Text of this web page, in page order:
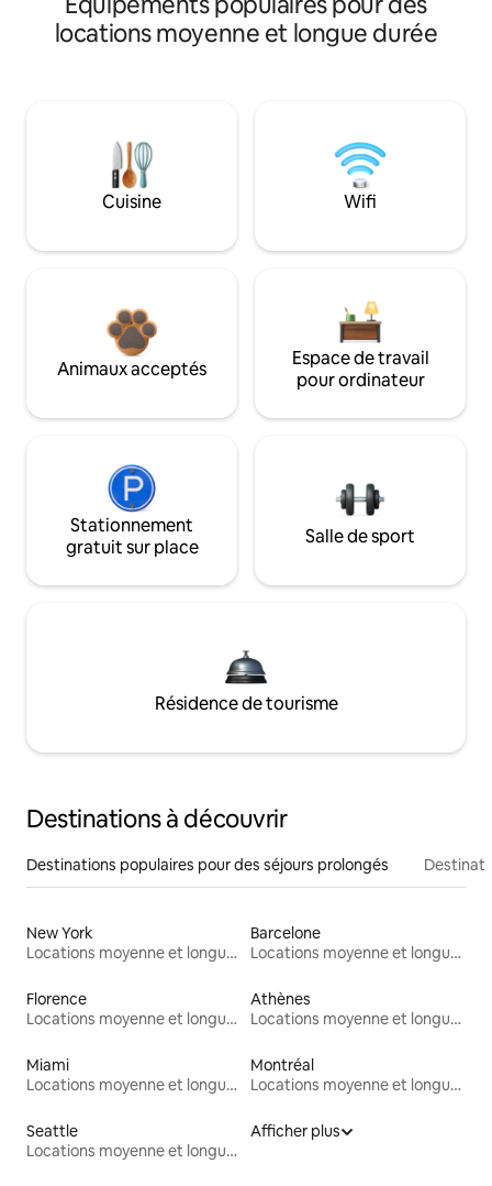
locations moyenne et longue durée
Cuisine Wifi
Animaux acceptés
Espace de travail
pour ordinateur
Stationnement
gratuit sur place
Salle de sport
Résidence de tourisme
Destinations à découvrir
Destinations populaires pour des séjours prolongés
New York
Locations moyenne et longue durée
Barcelone
Locations moyenne et longue durée
Florence
Locations moyenne et longue durée
Athènes
Locations moyenne et longue durée
Miami
Locations moyenne et longue durée
Montréal
Locations moyenne et longue durée
Seattle
Locations moyenne et longue durée
Afficher plus